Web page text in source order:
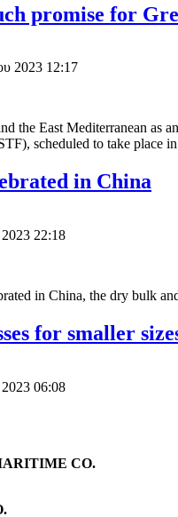
promise for
2023 12:17
the East Mediterranean
scheduled to take place
in China
2023 22:18
in China, the dry bulk
for smaller
2023 06:08
CO.